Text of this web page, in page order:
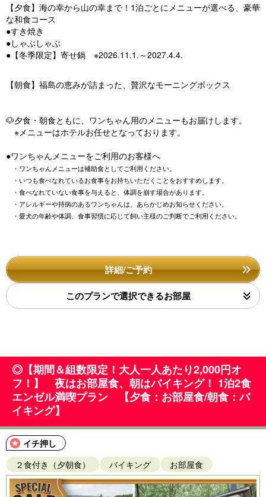
【夕食】海の幸から山の幸まで！1泊ごとにメニューが選べる、豪華
な和食コース
●すき焼き
●しゃぶしゃぶ
●【冬季限定】寄せ鍋 ※2026.11.1.～2027.4.4.
【朝食】福島の恵みが詰まった、贅沢なモーニングボックス
🐶夕食・朝食ともに、ワンちゃん用のメニューもお届けします。
※メニューはホテルお任せとなっております。
●ワンちゃんメニューをご利用のお客様へ
・ワンちゃんメニューは補助食としてご利用ください。
・いつも食べなれているお食事をお持ちいただくことをおすすめします。
・食べなれていない食事を与えると、体調を崩す場合があります。
・アレルギーや持病のあるワンちゃんは、あらかじめお知らせください。
・愛犬の年齢や体調、食事習慣に応じて飼い主様のご判断でご利用ください。
詳細/ご予約
このプランで選択できるお部屋
◎【期間＆組数限定！大人一人あたり2,000円オ
フ！】 夜はお部屋食、朝はバイキング！ 1泊2食
エンゼル満喫プラン 【夕食：お部屋食/朝食：バ
イキング】
イチ押し
２食付き（夕朝食）
バイキング お部屋食